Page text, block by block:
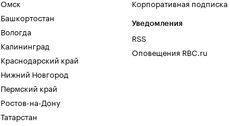
Омск
Башкортостан
Вологда
Калининград
Краснодарский край
Нижний Новгород
Пермский край
Ростов-на-Дону
Татарстан
Корпоративная подписка
Уведомления
RSS
Оповещения RBC.ru